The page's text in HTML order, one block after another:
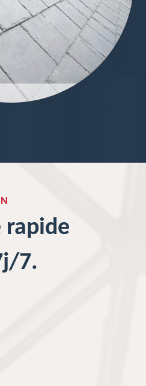
rapide
7.